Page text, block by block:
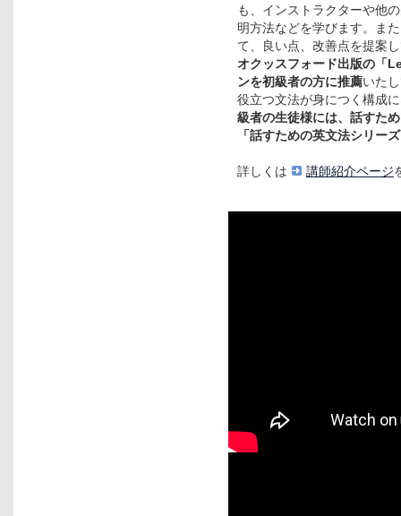
も、インストラクターや他
明方法などを学びます。ま
て、良い点、改善点を提案
オクッスフォード出版の「
ンを初級者の方に推薦いた
役立つ文法が身につく構成
級者の生徒様には、話すた
「話すための英文法シリー
詳しくは 講師紹介ページ